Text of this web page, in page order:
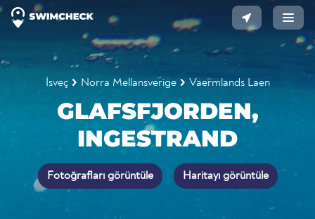
İsveç Norra Mellansverige Vaermlands Laen
GLAFSFJORDEN,
INGESTRAND
Fotoğrafları görüntüle Haritayı görüntüle